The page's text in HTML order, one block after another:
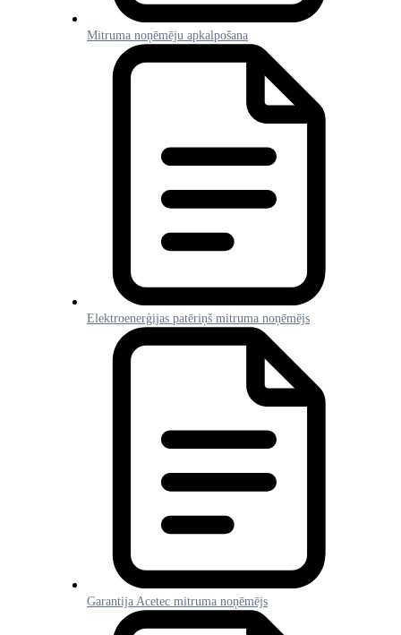
Mitruma noņēmēju apkalpošana
Elektroenerģijas patēriņš mitruma noņēmējs
Garantija Acetec mitruma noņēmējs